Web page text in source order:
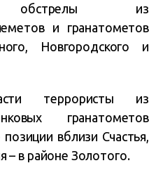
обстрелы из
и гранатометов
Новгородского и
террористы из
гранатометов
вблизи Счастья,
– в районе Золотого.